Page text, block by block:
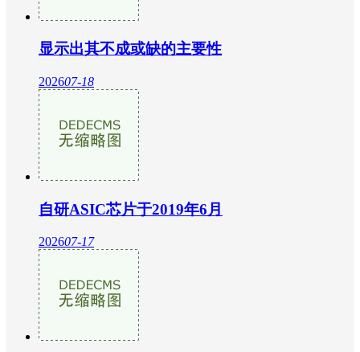
显示出其不成或缺的主要性
202607-18
自研ASIC芯片于2019年6月
202607-17